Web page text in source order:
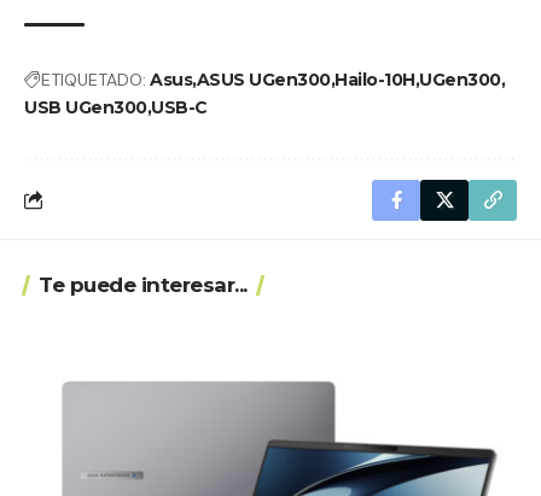
ETIQUETADO: AsusASUS UGen300Hailo-10H UGen300
USB UGen300USB-C
Te puede interesar...